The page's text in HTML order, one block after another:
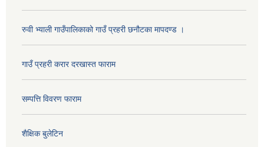
रुवी भ्याली गाउँपालिकाको गाउँ प्रहरी छनौटका मापदण्ड ।
गाउँ प्रहरी करार दरखास्त फाराम
सम्पत्ति विवरण फाराम
शैक्षिक बुलेटिन